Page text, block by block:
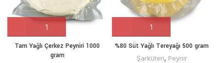
Tam Yağlı Çerkez Peyniri 1000
gram
%80 Süt Yağlı Tereyağı 500 gram
Şarküteri, Peynir